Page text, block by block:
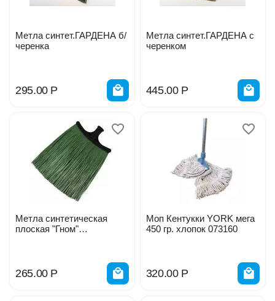
Метла синтет.ГАРДЕНА б/
черенка
295.00 Р
Метла синтет.ГАРДЕНА с
черенком
445.00 Р
Метла синтетическая
плоская "Гном"
265.00 Р
Моп Кентукки YORK мега
450 гр. хлопок 073160
320.00 Р